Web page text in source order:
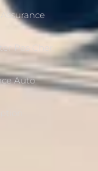
Pas Cher,
Auto